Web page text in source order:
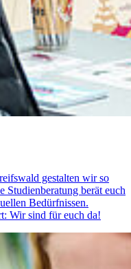
gestalten wir so
Studienberatung berät euch
Bedürfnissen.
Wir sind für euch da!